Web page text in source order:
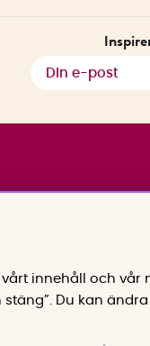
innehåll och
Du kan